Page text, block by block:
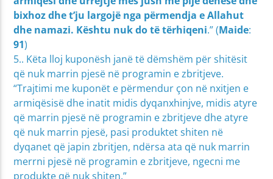
bixhoz dhe t’ju largojë nga përmendja e Allahut
dhe namazi. Kështu nuk do të tërhiqeni.” (Maide:
91)
5.. Këta lloj kuponësh janë të dëmshëm për shitësit
që nuk marrin pjesë në programin e zbritjeve.
“Trajtimi me kuponët e përmendur çon në nxitjen e
armiqësisë dhe inatit midis dyqanxhinjve, midis atyre
që marrin pjesë në programin e zbritjeve dhe atyre
që nuk marrin pjesë, pasi produktet shiten në
dyqanet që japin zbritjen, ndërsa ata që nuk marrin
merrni pjesë në programin e zbritjeve, ngecni me
produkte që nuk shiten.”